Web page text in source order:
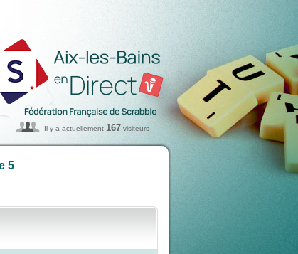
Il y a actuellement 167 visiteurs
5